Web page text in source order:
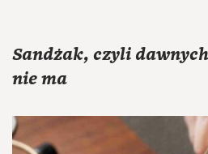
Sandżak, czyli
nie ma